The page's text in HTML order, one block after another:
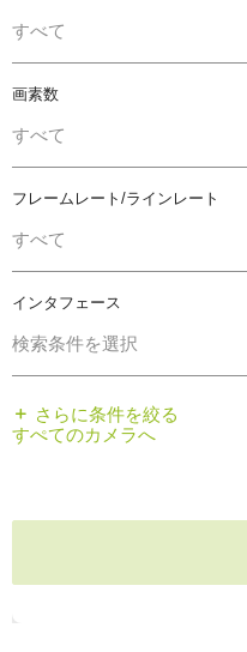
すべて
画素数
すべて
フレームレート/ラインレート
すべて
インタフェース
検索条件を選択
さらに条件を絞る
すぺてのカメラへ